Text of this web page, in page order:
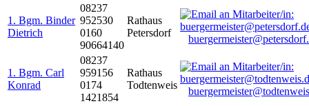
1. Bgm. Binder
Dietrich
08237
952530
0160
90664140
Rathaus
Petersdorf
1. Bgm. Carl
Konrad
08237
959156
0174
1421854
Rathaus
Todtenweis